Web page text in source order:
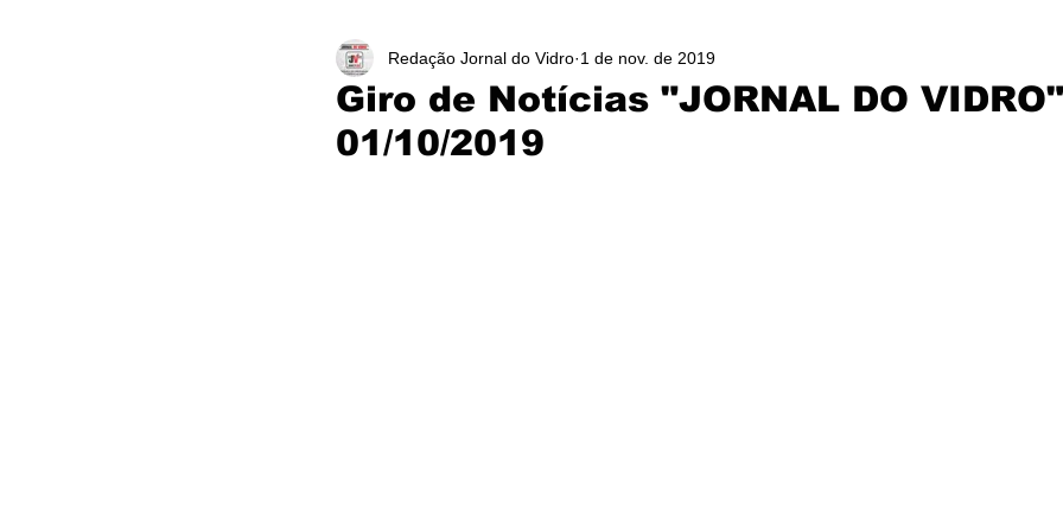
Giro de Notícias "JORNAL DO
01/10/2019
Redação Jornal do Vidro 1 de nov. de 2019